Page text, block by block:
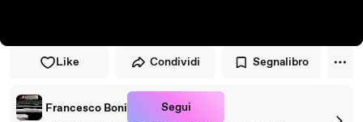
Like Condividi Segnalibro
Francesco Boni Segui